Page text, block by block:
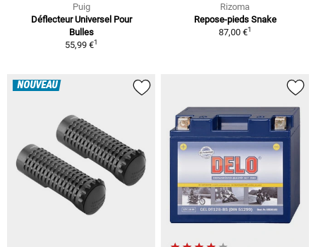
Puig
Déflecteur Universel Pour
Bulles
55,99 €1
Rizoma
Repose-pieds Snake
87,00 €1
NOUVEAU